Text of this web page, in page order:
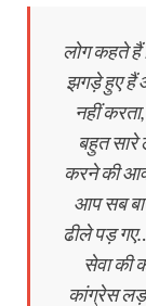
लोग कहते हैं
झगड़े हुए हैं
नहीं
बहुत
करने की
आप सब
ढीले पड़
सेवा की
कांग्रेस